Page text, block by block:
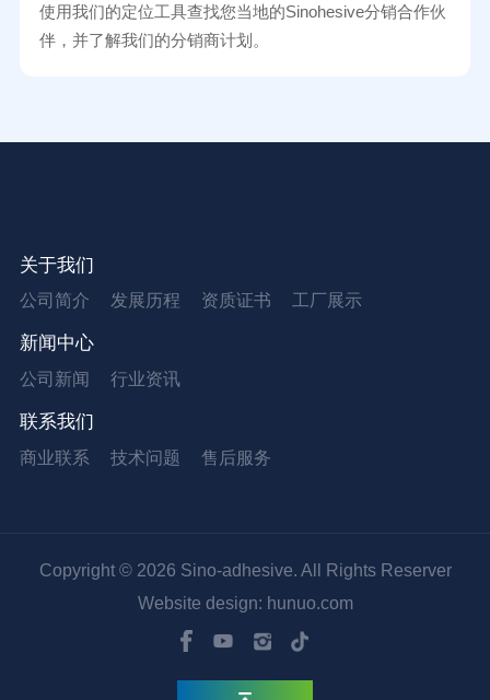
使用我们的定位工具查找您当地的Sinohesive分销合作伙
伴，并了解我们的分销商计划。
关于我们
公司简介 发展历程 资质证书 工厂展示
新闻中心
公司新闻 行业资讯
联系我们
商业联系 技术问题 售后服务
Copyright © 2026 Sino-adhesive. All Rights Reserver
Website design: hunuo.com